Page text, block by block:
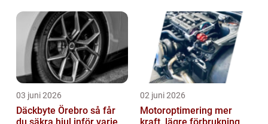
03 juni 2026
Däckbyte Örebro så får
02 juni 2026
Motoroptimering mer